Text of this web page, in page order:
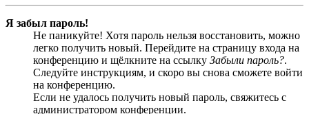
Я забыл пароль!
Не паникуйте! Хотя пароль нельзя восстановить, можно
легко получить новый. Перейдите на страницу входа на
конференцию и щёлкните на ссылку Забыли пароль?.
Следуйте инструкциям, и скоро вы снова сможете войти
на конференцию.
Если не удалось получить новый пароль, свяжитесь с
администратором конференции.